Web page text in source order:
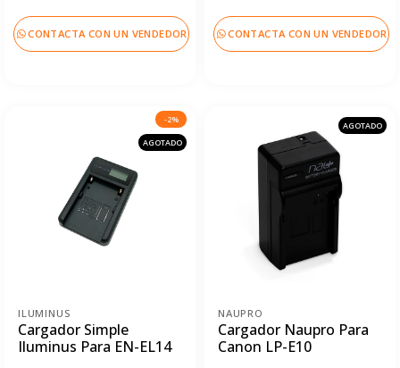
CONTACTA CON UN VENDEDOR CONTACTA CON UN VENDEDOR
-2%
AGOTADO
ILUMINUS
Cargador Simple
Iluminus Para EN-EL14
AGOTADO
NAUPRO
Cargador Naupro Para
Canon LP-E10